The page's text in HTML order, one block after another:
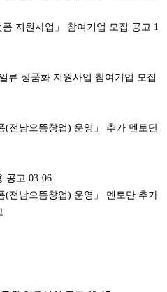
폼 지원사업」 참여기업 모집 공고 1
류 상품화 지원사업 참여기업 모집
(전남으뜸창업) 운영」 추가 멘토단
공고 03-06
(전남으뜸창업) 운영」 멘토단 추가